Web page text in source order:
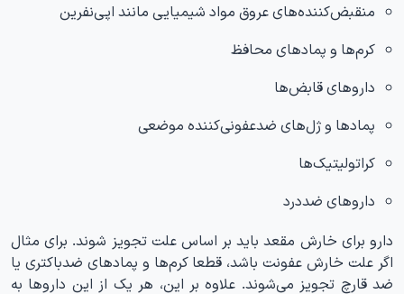
منقبض‌کننده‌های عروق مواد شیمیایی مانند اپی‌نفرین
کرم‌ها و پمادهای محافظ
داروهای قابض‌ها
پمادها و ژل‌های ضدعفونی‌کننده موضعی
کراتولیتیک‌ها
داروهای ضددرد
دارو برای خارش مقعد باید بر اساس علت تجویز شوند. برای مثال
اگر علت خارش عفونت باشد، قطعا کرم‌ها و پمادهای ضدباکتری یا
ضد قارچ تجویز می‌شوند. علاوه بر این، هر یک از این داروها به